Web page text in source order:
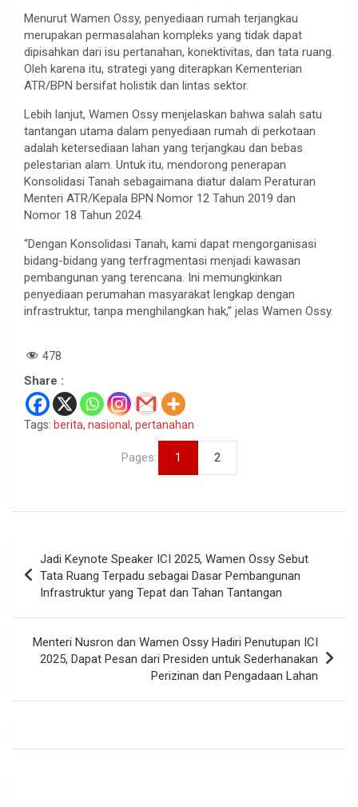
Menurut Wamen Ossy, penyediaan rumah terjangkau
merupakan permasalahan kompleks yang tidak dapat
dipisahkan dari isu pertanahan, konektivitas, dan tata ruang.
Oleh karena itu, strategi yang diterapkan Kementerian
ATR/BPN bersifat holistik dan lintas sektor.
Lebih lanjut, Wamen Ossy menjelaskan bahwa salah satu
tantangan utama dalam penyediaan rumah di perkotaan
adalah ketersediaan lahan yang terjangkau dan bebas
pelestarian alam. Untuk itu, mendorong penerapan
Konsolidasi Tanah sebagaimana diatur dalam Peraturan
Menteri ATR/Kepala BPN Nomor 12 Tahun 2019 dan
Nomor 18 Tahun 2024.
“Dengan Konsolidasi Tanah, kami dapat mengorganisasi
bidang-bidang yang terfragmentasi menjadi kawasan
pembangunan yang terencana. Ini memungkinkan
penyediaan perumahan masyarakat lengkap dengan
infrastruktur, tanpa menghilangkan hak,” jelas Wamen Ossy.
478
Share :
Tags: berita, nasional , pertanahan
Pages: 1 2
pos
Jadi Keynote Speaker ICI 2025, Wamen Ossy Sebut
Tata Ruang Terpadu sebagai Dasar Pembangunan
Infrastruktur yang Tepat dan Tahan Tantangan
Menteri Nusron dan Wamen Ossy Hadiri Penutupan ICI
2025, Dapat Pesan dari Presiden untuk Sederhanakan
Perizinan dan Pengadaan Lahan